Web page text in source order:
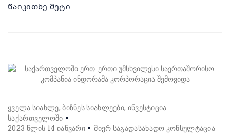
Წაიკითხე მეტი
ყველა სიახლე ბიზნეს სიახლეები ინვესტიცია
საქართველოში
2023 წლის 14 იანვარი
მიერ საგადასახადო კონსულტაცია